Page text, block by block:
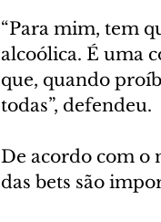
“Para mim, tem
alcoólica. É uma
que, quando
todas”, defendeu.
De acordo com o
das bets são